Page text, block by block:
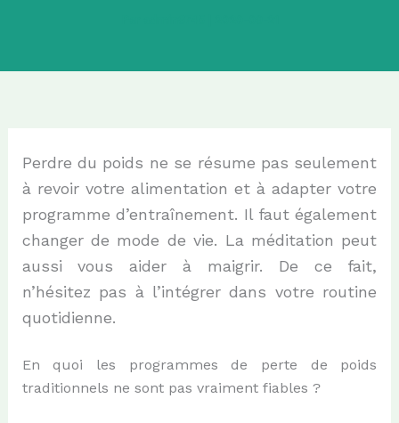
Perdre du poids ne se résume pas seulement
à revoir votre alimentation et à adapter votre
programme d’entraînement. Il faut également
changer de mode de vie. La méditation peut
aussi vous aider à maigrir. De ce fait,
n’hésitez pas à l’intégrer dans votre routine
quotidienne.
En quoi les programmes de perte de poids
traditionnels ne sont pas vraiment fiables ?